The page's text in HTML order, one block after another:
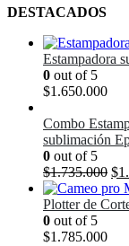
DESTACADOS
Estampadora
0 out of 5
$1.650.000
Combo
sublimación
0 out of 5
$1.735.000 El
$
Plotter de
0 out of 5
$1.785.000